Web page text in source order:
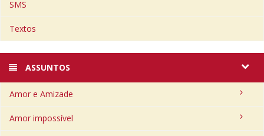
SMS
Textos
ASSUNTOS
Amor e Amizade
Amor impossível